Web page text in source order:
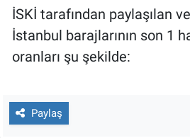
İSKİ tarafından paylaşılan
İstanbul barajlarının son 1
oranları şu şekilde:
Paylaş
Koronavirüs
Ne demişti